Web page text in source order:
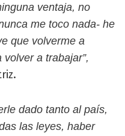
ventaja, no
me toco nada- he
que volverme a
a trabajar”,
dado tanto al país,
las leyes, haber